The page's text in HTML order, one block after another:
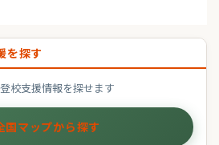
を探す
校支援情報を探せます
国マップから探す